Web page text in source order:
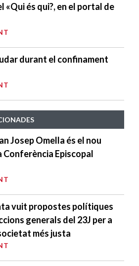
«Qui és qui?, en el portal de
durant el confinament
Josep Omella és el nou
Conferència Episcopal
vuit propostes polítiques
generals del 23J per a
més justa